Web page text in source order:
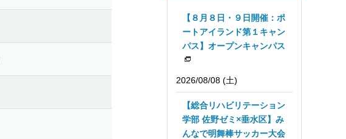
【８月８日・９日開催：ポ
ートアイランド第１キャン
パス】オープンキャンパス
2026/08/08 (土)
【総合リハビリテーション
学部 佐野ゼミ×垂水区】み
んなで明舞棒サッカー大会